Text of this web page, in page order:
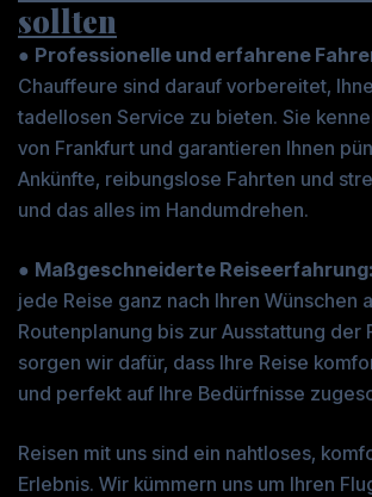
sollten
● Professionelle und erfahrene
Chauffeure sind darauf vorbereitet,
tadellosen Service zu bieten. Sie
von Frankfurt und garantieren Ihnen
Ankünfte, reibungslose Fahrten und
und das alles im Handumdrehen.
● Maßgeschneiderte Reiseerfahrung:
jede Reise ganz nach Ihren Wünschen
Routenplanung bis zur Ausstattung der
sorgen wir dafür, dass Ihre Reise
und perfekt auf Ihre Bedürfnisse
Reisen mit uns sind ein nahtloses,
Erlebnis. Wir kümmern uns um Ihren